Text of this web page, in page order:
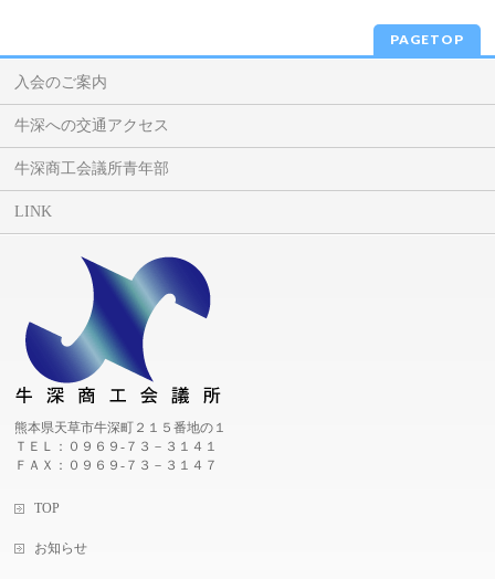
PAGETOP
入会のご案内
牛深への交通アクセス
牛深商工会議所青年部
LINK
熊本県天草市牛深町２１５番地の１
ＴＥＬ：０９６９-７３－３１４１
ＦＡＸ：０９６９-７３－３１４７
TOP
お知らせ